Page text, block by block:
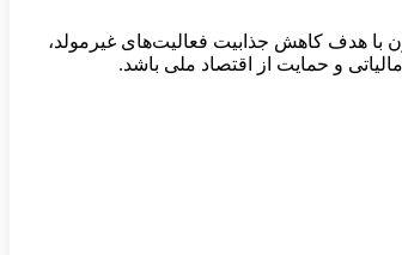
با هدف کاهش جذابیت فعالیت‌های غیرمولد،
و حمایت از اقتصاد ملی باشد.